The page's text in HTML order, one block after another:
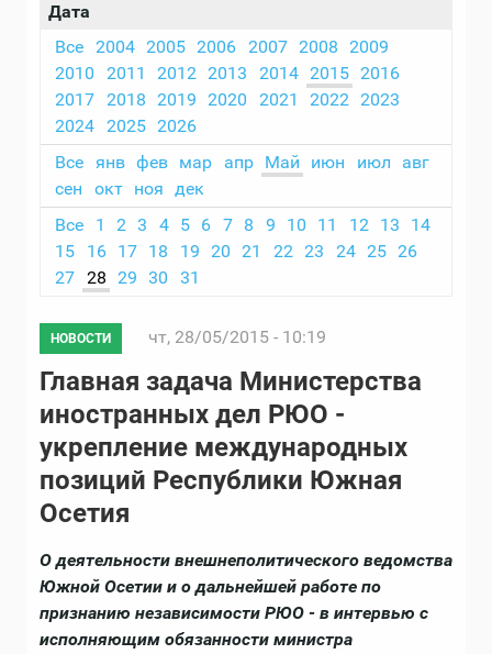
Дата
Все
2004 2005 2006 2007 2008
2009
2010
2011 2012 2013 2014 2015 2016
2017
2018 2019 2020 2021 2022 2023
2024
2025
2026
Все янв фев мар апр Май июн июл
авг
сен
окт ноя дек
Все
1 2 3 4 5 6 7 8 9 10 11 12 13
14
15
16 17 18 19 20 21 22 23 24 25 26
27 28 29 30 31
НОВОСТИ чт, 28/05/2015 - 10:19
Главная задача Министерства
иностранных дел РЮО -
укрепление международных
позиций Республики Южная
Осетия
О деятельности внешнеполитического ведомства
Южной Осетии и о дальнейшей работе по
признанию независимости РЮО - в интервью с
исполняющим обязанности министра